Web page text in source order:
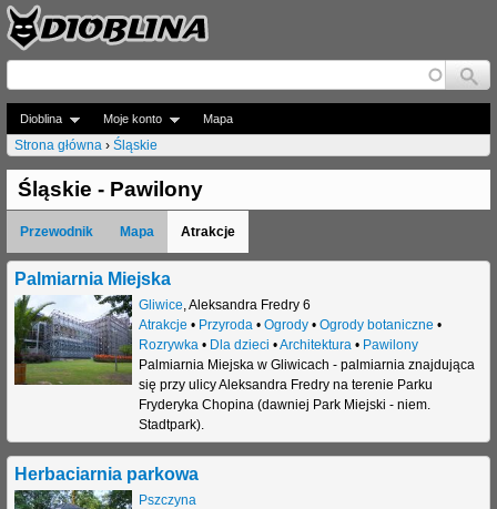
Jump to navigation
Dioblina Moje konto Mapa
J
e
s
t
e
ś
t
t
a
Strona główna › Śląskie
Śląskie - Pawilony
Przewodnik Mapa Atrakcje
Palmiarnia Miejska
Gliwice Aleksandra Fredry 6
Atrakcje • Przyroda • Ogrody• Ogrody botaniczne •
Rozrywka • Dla dzieci •Architektura • Pawilony
Palmiarnia Miejska w Gliwicach - palmiarnia znajdująca
się przy ulicy Aleksandra Fredry na terenie Parku
Fryderyka Chopina (dawniej Park Miejski - niem.
Stadtpark).
Herbaciarnia parkowa
Pszczyna